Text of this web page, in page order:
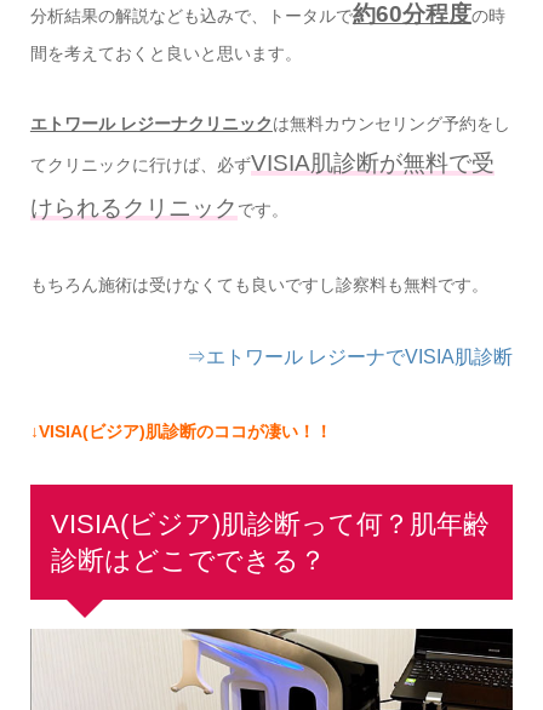
分析結果の解説なども込みで、トータルで約60分程度の時
間を考えておくと良いと思います。
エトワール レジーナクリニックは無料カウンセリング予約をし
てクリニックに行けば、必ずVISIA肌診断が無料で受
けられるクリニック です。
もちろん施術は受けなくても良いですし診察料も無料です。
⇒エトワール レジーナでVISIA肌診断
↓VISIA(ビジア)肌診断のココが凄い！！
VISIA(ビジア)肌診断って何？肌年齢
診断はどこでできる？